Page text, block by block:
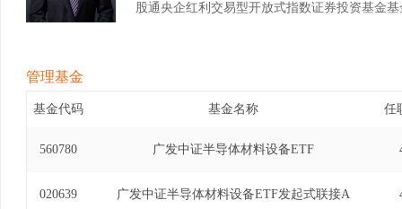
股通央企红利交易型开放式指数证券投资基金基
管理基金
基金代码 基金名称 任
560780 广发中证半导体材料设备ETF
020639 广发中证半导体材料设备ETF发起式联接A